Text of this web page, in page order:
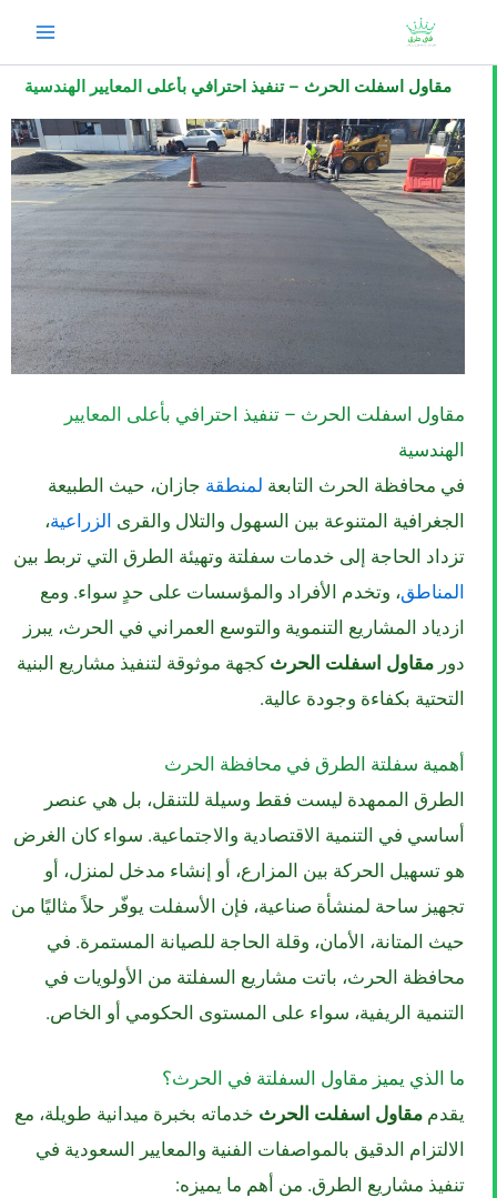
المحتوى
مقاول اسفلت الحرث – تنفيذ احترافي بأعلى المعايير الهندسية
مقاول اسفلت الحرث – تنفيذ احترافي بأعلى المعايير
الهندسية
في محافظة الحرث التابعة لمنطقة جازان، حيث الطبيعة
الجغرافية المتنوعة بين السهول والتلال والقرى الزراعية،
تزداد الحاجة إلى خدمات سفلتة وتهيئة الطرق التي تربط بين
المناطق، وتخدم الأفراد والمؤسسات على حدٍ سواء. ومع
ازدياد المشاريع التنموية والتوسع العمراني في الحرث، يبرز
دور مقاول اسفلت الحرث كجهة موثوقة لتنفيذ مشاريع البنية
التحتية بكفاءة وجودة عالية.
أهمية سفلتة الطرق في محافظة الحرث
الطرق الممهدة ليست فقط وسيلة للتنقل، بل هي عنصر
أساسي في التنمية الاقتصادية والاجتماعية. سواء كان الغرض
هو تسهيل الحركة بين المزارع، أو إنشاء مدخل لمنزل، أو
تجهيز ساحة لمنشأة صناعية، فإن الأسفلت يوفّر حلاً مثاليًا من
حيث المتانة، الأمان، وقلة الحاجة للصيانة المستمرة. في
محافظة الحرث، باتت مشاريع السفلتة من الأولويات في
التنمية الريفية، سواء على المستوى الحكومي أو الخاص.
ما الذي يميز مقاول السفلتة في الحرث؟
يقدم مقاول اسفلت الحرث خدماته بخبرة ميدانية طويلة، مع
الالتزام الدقيق بالمواصفات الفنية والمعايير السعودية في
تنفيذ مشاريع الطرق. من أهم ما يميزه: